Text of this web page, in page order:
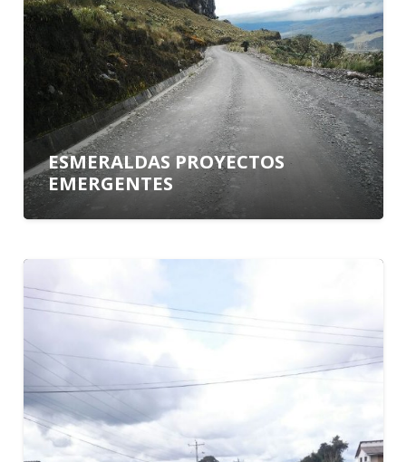
ESMERALDAS PROYECTOS
EMERGENTES